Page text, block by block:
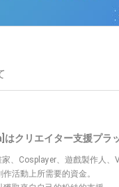
クリエイター支援プラ
、Cosplayer、遊戲製作人、
活動上所需要的資金。